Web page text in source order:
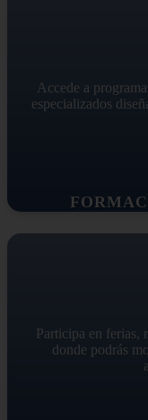
Accede a
especializados
Participa en ferias,
donde podrás